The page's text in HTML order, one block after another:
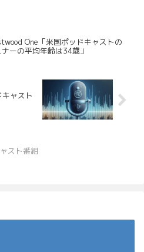
One「米国ポッドキャストの
ナーの平均年齢は34歳」
ャスト
スト番組